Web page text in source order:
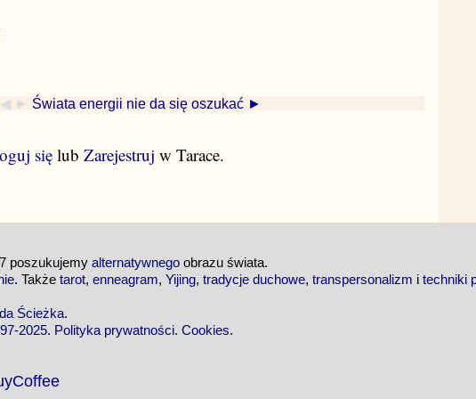
◀ ► Świata energii nie da się oszukać ►
się lub Zarejestruj w Tarace.
poszukujemy alternatywnego obrazu świata.
. Także tarot, enneagram, Yijing, tradycje duchowe, transpersonalizm i techniki
Ścieżka.
2025. Polityka prywatności. Cookies.